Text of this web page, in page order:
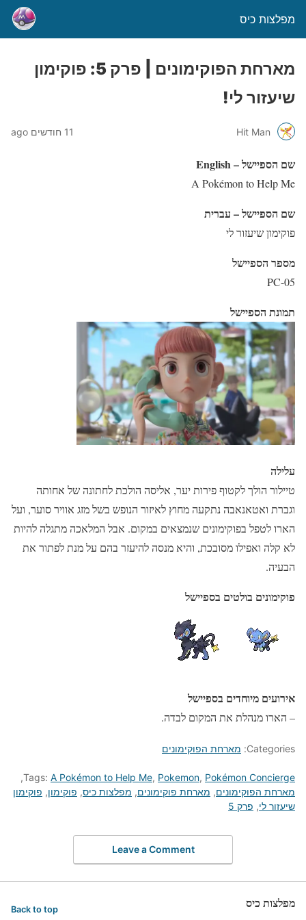
מפלצות כיס
מארחת הפוקימונים | פרק 5: פוקימון
שיעזור לי!
Hit Man 11 חודשים ago
שם הספיישל – English
A Pokémon to Help Me
שם הספיישל – עברית
פוקימון שיעזור לי
מספר הספיישל
PC-05
תמונת הספיישל
עלילה
טיילור הולך לקטוף פירות יער, אליסה הולכת לחתונה של אחותה
וגברת ואטאנאבה נתקעה מחוץ לאיזור הנופש בשל מזג אוויר סוער, ועל
הארו לטפל בפוקימונים שנמצאים במקום. אבל המלאכה מתגלה להיות
לא קלה ואפילו מסובכת, והיא מנסה להיעזר בהם על מנת לפתור את
הבעיה.
פוקימונים בולטים בספיישל
אירועים מיוחדים בספיישל
– הארו מנהלת את המקום לבדה.
Categories: מארחת הפוקימונים
Tags: A Pokémon to Help Me, Pokemon, Pokémon Concierge
,
מארחת הפוקימונים, מארחת פוקימונים, מפלצות כיס, פוקימון, פוקימון
שיעזור לי, פרק 5
Leave a Comment
מפלצות כיס Back to top